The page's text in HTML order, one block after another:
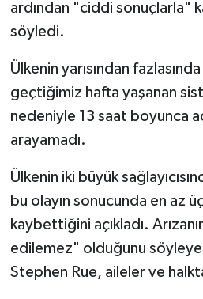
ardından "ciddi sonuçlarla"
söyledi.
Ülkenin yarısından
geçtiğimiz hafta yaşanan
nedeniyle 13 saat boyunca
arayamadı.
Ülkenin iki büyük
bu olayın sonucunda en az
kaybettiğini açıkladı.
edilemez" olduğunu
Stephen Rue, aileler ve